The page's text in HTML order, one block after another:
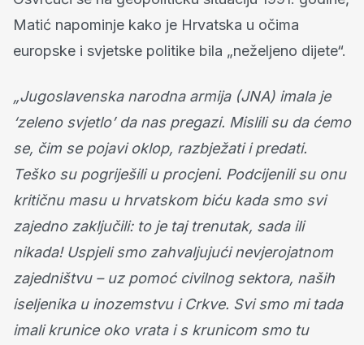
Matić napominje kako je Hrvatska u očima
europske i svjetske politike bila „neželjeno dijete“.
„Jugoslavenska narodna armija (JNA) imala je
‘zeleno svjetlo’ da nas pregazi. Mislili su da ćemo
se, čim se pojavi oklop, razbježati i predati.
Teško su pogriješili u procjeni. Podcijenili su onu
kritičnu masu u hrvatskom biću kada smo svi
zajedno zaključili: to je taj trenutak, sada ili
nikada! Uspjeli smo zahvaljujući nevjerojatnom
zajedništvu – uz pomoć civilnog sektora, naših
iseljenika u inozemstvu i Crkve. Svi smo mi tada
imali krunice oko vrata i s krunicom smo tu